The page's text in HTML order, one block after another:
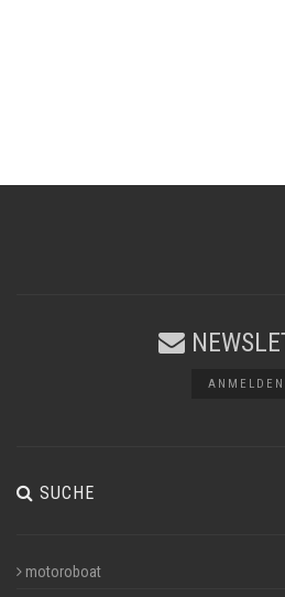
ANMELDEN
SUCHE
motoroboat